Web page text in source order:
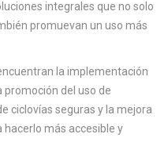
integrales que no solo
promuevan un uso más
la implementación
promoción del uso de
ciclovías seguras y la mejora
hacerlo más accesible y